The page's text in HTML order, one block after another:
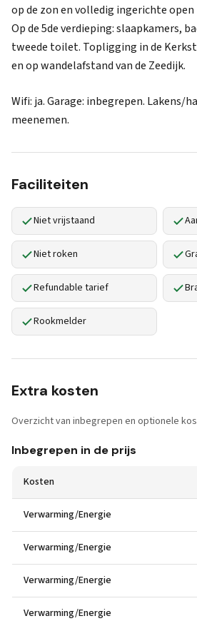
op de zon en volledig ingerichte
Op de 5de verdieping: slaapkamers,
tweede toilet. Topligging in de
en op wandelafstand van de Zeedijk.
Wifi: ja. Garage: inbegrepen. Lakens/
meenemen.
Faciliteiten
Niet vrijstaand
Niet roken
Refundable tarief
Rookmelder
Extra kosten
Overzicht van inbegrepen en optionele
Inbegrepen in de prijs
Kosten
Verwarming/Energie
Verwarming/Energie
Verwarming/Energie
Verwarming/Energie